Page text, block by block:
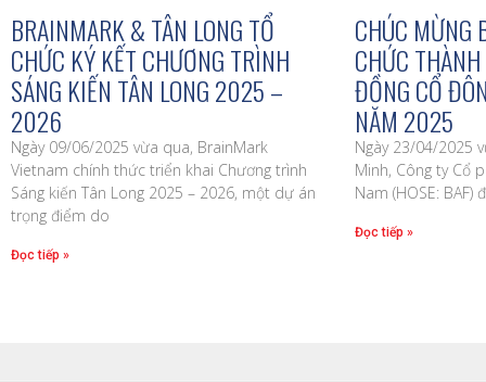
BRAINMARK & TÂN LONG TỔ
CHỨC KÝ KẾT CHƯƠNG TRÌNH
SÁNG KIẾN TÂN LONG 2025 –
2026
Ngày 09/06/2025 vừa qua, BrainMark
Vietnam chính thức triển khai Chương trình
Sáng kiến Tân Long 2025 – 2026, một dự án
trọng điểm do
Đọc tiếp »
CHÚC MỪNG
CHỨC
ĐỒNG CỔ
NĂM 2025
Ngày 23/04/2025
Minh, Công ty Cổ
Nam (HOSE:
Đọc tiếp »